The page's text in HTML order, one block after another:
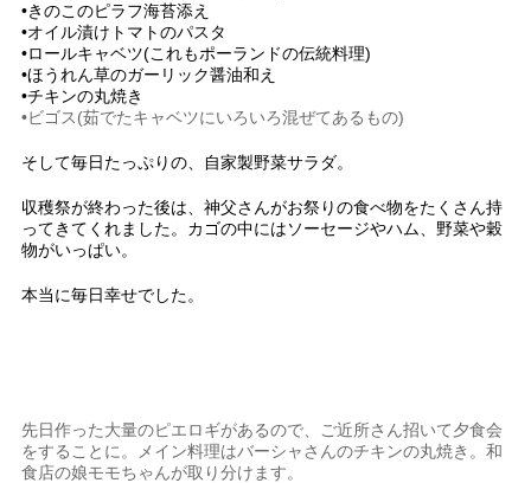
•きのこのピラフ海苔添え
•オイル漬けトマトのパスタ
•ロールキャベツ(これもポーランドの伝統料理)
•ほうれん草のガーリック醤油和え
•チキンの丸焼き
•ビゴス(茹でたキャベツにいろいろ混ぜてあるもの)
そして毎日たっぷりの、自家製野菜サラダ。
収穫祭が終わった後は、神父さんがお祭りの食べ物をたくさん持
ってきてくれました。カゴの中にはソーセージやハム、野菜や穀
物がいっぱい。
本当に毎日幸せでした。
先日作った大量のピエロギがあるので、ご近所さん招いて夕食会
をすることに。メイン料理はバーシャさんのチキンの丸焼き。和
食店の娘モモちゃんが取り分けます。